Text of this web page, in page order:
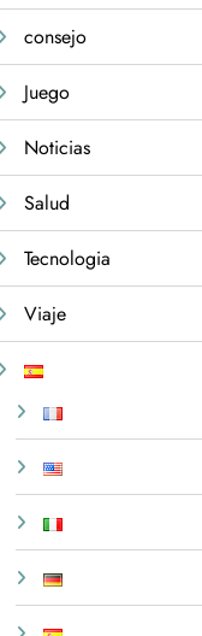
consejo
Juego
Noticias
Salud
Tecnologia
Viaje